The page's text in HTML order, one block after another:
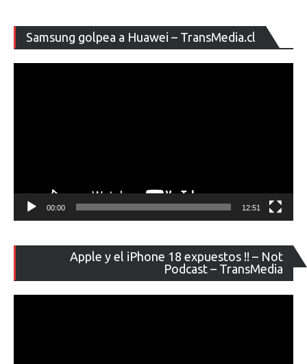
Samsung golpea a Huawei – TransMedia.cl
de
00:00 12:51
Apple y el iPhone 18 expuestos !! – Not
Podcast – TransMedia
de